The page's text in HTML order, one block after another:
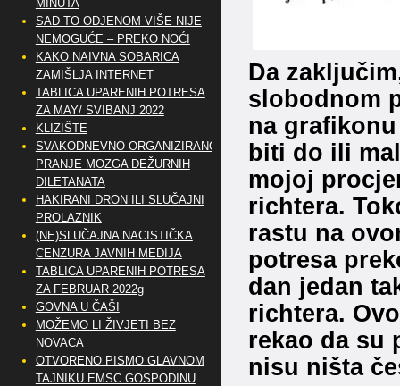
Da
slobodnom
na
biti do ili
mojoj
richtera.
rastu na
potresa
dan jedan
richtera.
rekao da su
nisu ništa
MINUTA
SAD TO ODJENOM VIŠE NIJE
NEMOGUĆE – PREKO NOĆI
KAKO NAIVNA SOBARICA
ZAMIŠLJA INTERNET
TABLICA UPARENIH POTRESA
ZA MAY/ SVIBANJ 2022
KLIZIŠTE
SVAKODNEVNO ORGANIZIRANO
PRANJE MOZGA DEŽURNIH
DILETANATA
HAKIRANI DRON ILI SLUČAJNI
PROLAZNIK
(NE)SLUČAJNA NACISTIČKA
CENZURA JAVNIH MEDIJA
TABLICA UPARENIH POTRESA
ZA FEBRUAR 2022g
GOVNA U ČAŠI
MOŽEMO LI ŽIVJETI BEZ
NOVACA
OTVORENO PISMO GLAVNOM
TAJNIKU EMSC GOSPODINU